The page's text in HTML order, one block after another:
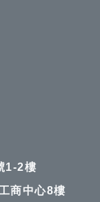
1-2樓
商中心8樓